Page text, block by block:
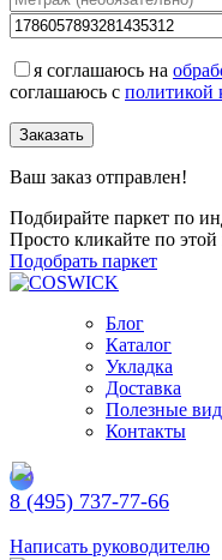
я соглашаюсь на
соглашаюсь с политикой
Заказать
Ваш заказ отправлен!
Подбирайте паркет по
Просто кликайте по
Подобрать паркет
Блог
Каталог
Укладка
Доставка
Полезные
Контакты
8 (495) 737-77-66
Написать руководителю